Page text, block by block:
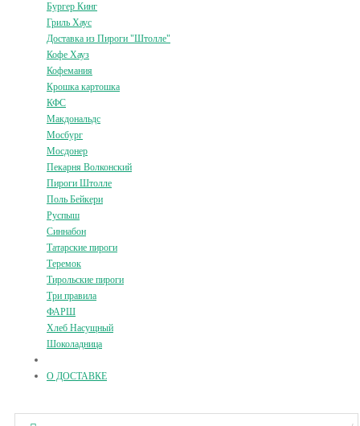
Бургер Кинг
Гриль Хаус
Доставка из Пироги "Штолле"
Кофе Хауз
Кофемания
Крошка картошка
КФС
Макдональдс
Мосбург
Мосдонер
Пекарня Волконский
Пироги Штолле
Поль Бейкери
Руспыш
Синнабон
Татарские пироги
Теремок
Тирольские пироги
Три правила
ФАРШ
Хлеб Насущный
Шоколадница
О ДОСТАВКЕ